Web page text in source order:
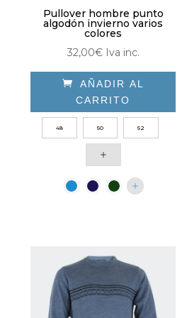
Pullover hombre punto
algodón invierno varios
colores
32,00€ Iva inc.
 AÑADIR AL
CARRITO
Este
producto
tiene
múltiples
variantes.
pueden
elegir
48 50 52